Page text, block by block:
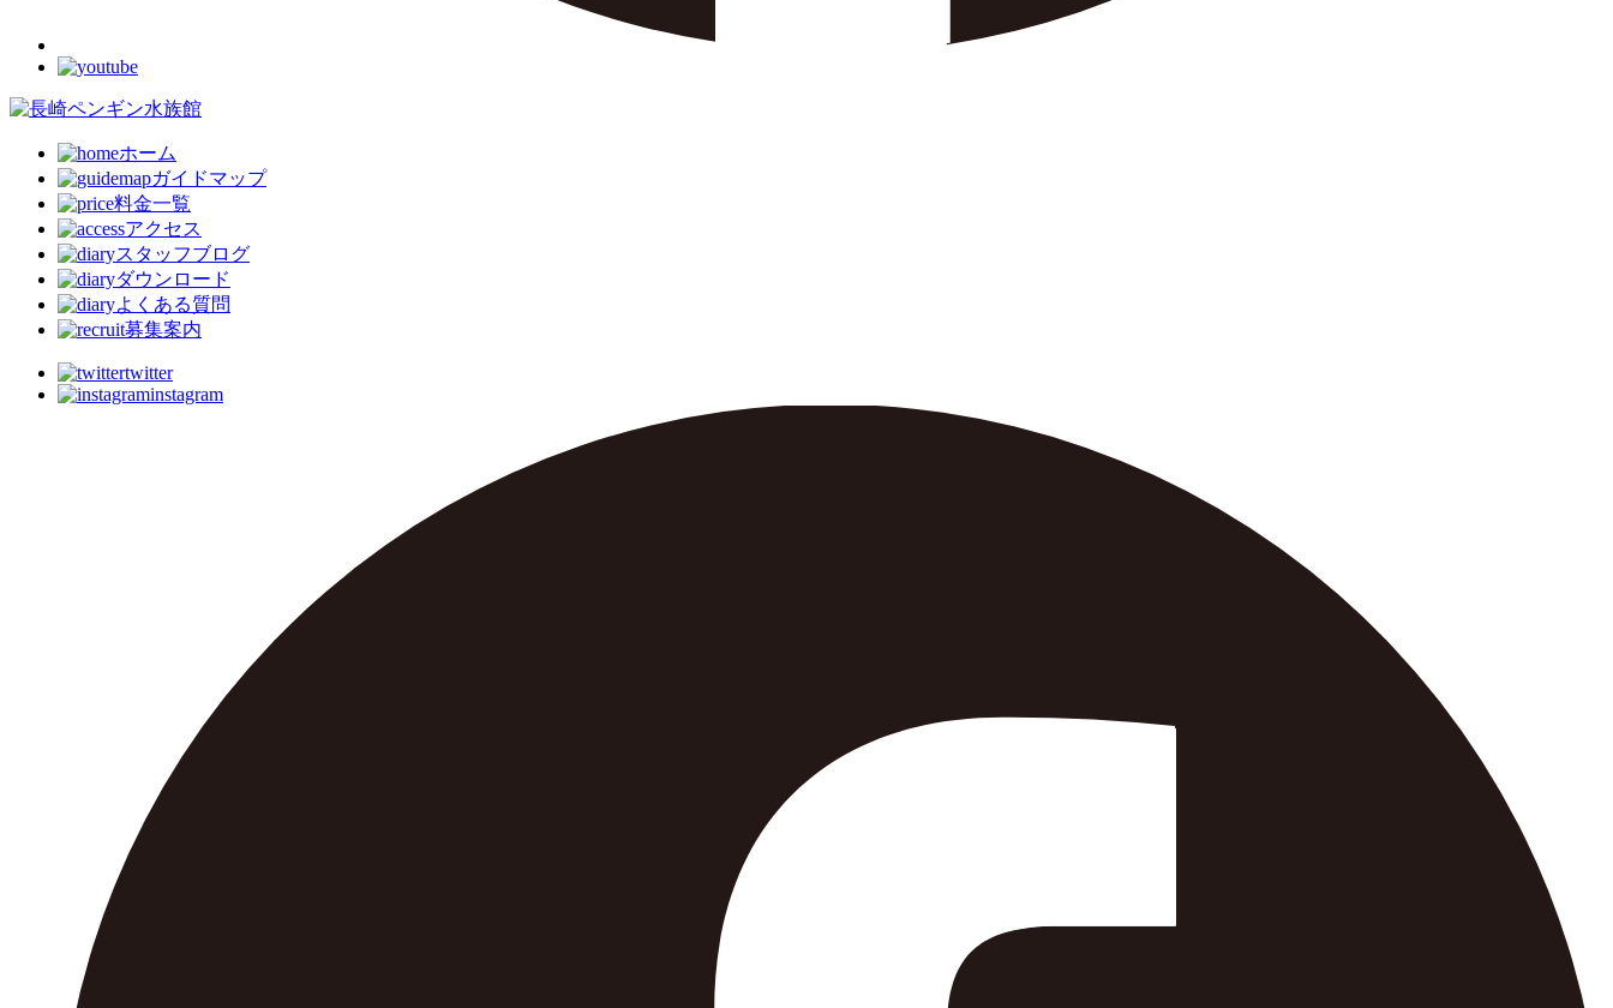
ホーム
ガイドマップ
料金一覧
アクセス
スタッフブログ
ダウンロード
よくある質問
募集案内
twitter
instagram